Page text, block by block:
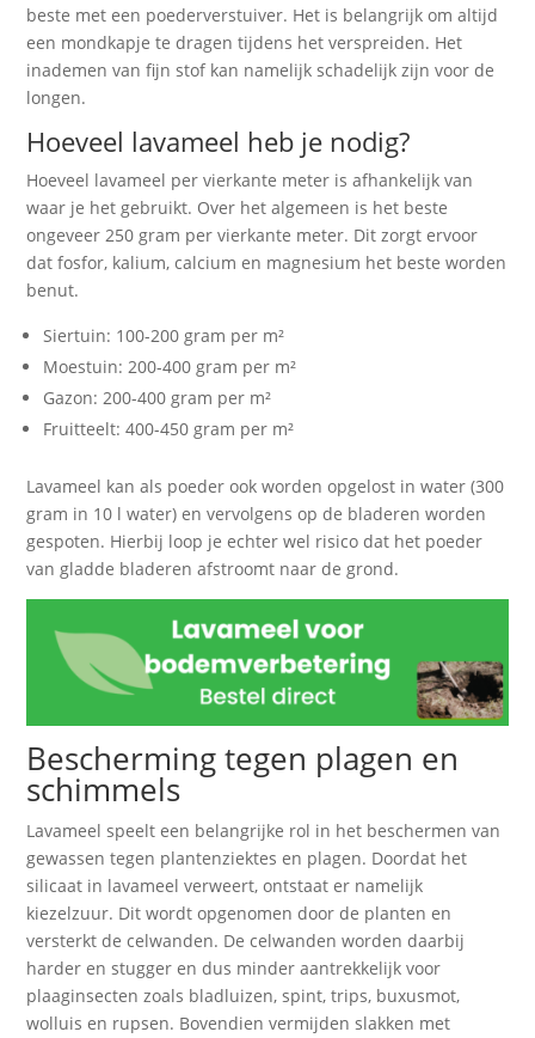
beste met een poederverstuiver. Het is belangrijk om altijd
een mondkapje te dragen tijdens het verspreiden. Het
inademen van fijn stof kan namelijk schadelijk zijn voor de
longen.
Hoeveel lavameel heb je nodig?
Hoeveel lavameel per vierkante meter is afhankelijk van
waar je het gebruikt. Over het algemeen is het beste
ongeveer 250 gram per vierkante meter. Dit zorgt ervoor
dat fosfor, kalium, calcium en magnesium het beste worden
benut.
Siertuin: 100-200 gram per m²
Moestuin: 200-400 gram per m²
Gazon: 200-400 gram per m²
Fruitteelt: 400-450 gram per m²
Lavameel kan als poeder ook worden opgelost in water (300
gram in 10 l water) en vervolgens op de bladeren worden
gespoten. Hierbij loop je echter wel risico dat het poeder
van gladde bladeren afstroomt naar de grond.
Bescherming tegen plagen en
schimmels
Lavameel speelt een belangrijke rol in het beschermen van
gewassen tegen plantenziektes en plagen. Doordat het
silicaat in lavameel verweert, ontstaat er namelijk
kiezelzuur. Dit wordt opgenomen door de planten en
versterkt de celwanden. De celwanden worden daarbij
harder en stugger en dus minder aantrekkelijk voor
plaaginsecten zoals bladluizen, spint, trips, buxusmot,
wolluis en rupsen. Bovendien vermijden slakken met